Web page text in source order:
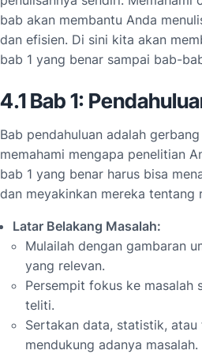
bab akan membantu Anda
dan efisien. Di sini kita akan
bab 1 yang benar sampai bab-
4.1 Bab 1:
Bab pendahuluan adalah
memahami mengapa penelitian
bab 1 yang benar harus bisa
dan meyakinkan mereka tentang
Latar Belakang Masalah:
Mulailah dengan gambaran
yang relevan.
Persempit fokus ke masalah
teliti.
Sertakan data, statistik,
mendukung adanya masalah.